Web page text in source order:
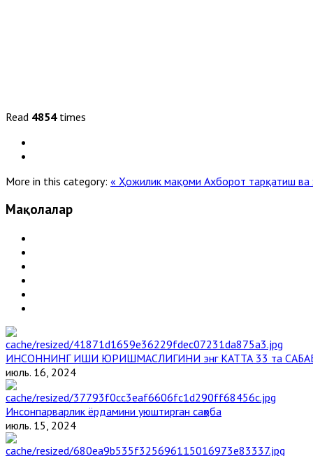
Read 4854times
More in this category: « Ҳожилик мақоми Ахборот тарқатиш
Мақолалар
ИНСОННИНГ ИШИ ЮРИШМАСЛИГИНИ энг КАТТА 33 та
июль. 16, 2024
Инсонпарварлик ёрдамини уюштирган саҳоба
июль. 15, 2024